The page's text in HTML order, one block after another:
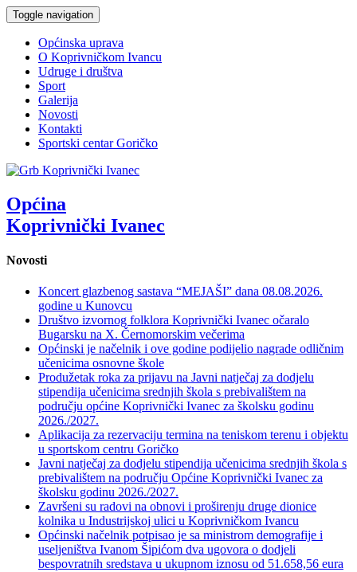
Toggle navigation
Općinska uprava
O Koprivničkom Ivancu
Udruge i društva
Sport
Galerija
Novosti
Kontakti
Sportski centar Goričko
Općina
Koprivnički Ivanec
Novosti
Koncert glazbenog sastava “MEJAŠI” dana 08.08.2026.
godine u Kunovcu
Društvo izvornog folklora Koprivnički Ivanec očaralo
Bugarsku na X. Černomorskim večerima
Općinski je načelnik i ove godine podijelio nagrade odličnim
učenicima osnovne škole
Produžetak roka za prijavu na Javni natječaj za dodjelu
stipendija učenicima srednjih škola s prebivalištem na
području općine Koprivnički Ivanec za školsku godinu
2026./2027.
Aplikacija za rezervaciju termina na teniskom terenu i objektu
u sportskom centru Goričko
Javni natječaj za dodjelu stipendija učenicima srednjih škola s
prebivalištem na području Općine Koprivnički Ivanec za
školsku godinu 2026./2027.
Završeni su radovi na obnovi i proširenju druge dionice
kolnika u Industrijskoj ulici u Koprivničkom Ivancu
Općinski načelnik potpisao je sa ministrom demografije i
useljeništva Ivanom Šipićom dva ugovora o dodjeli
bespovratnih sredstava u ukupnom iznosu od 51.658,56 eura